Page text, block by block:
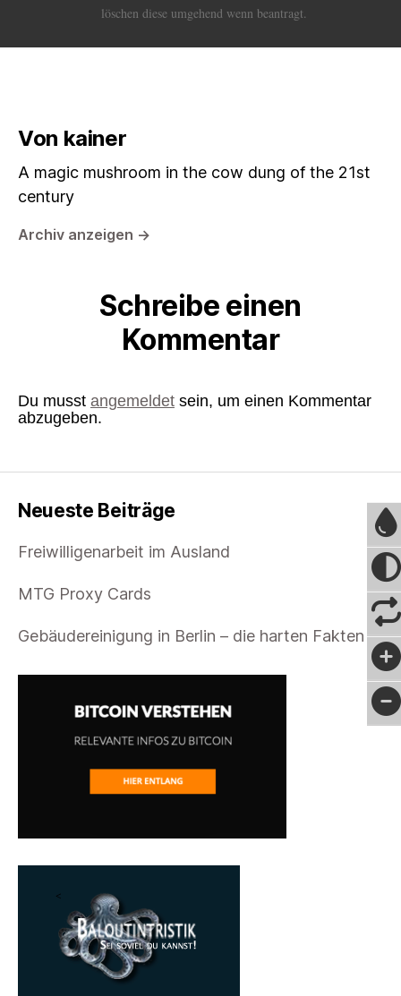
löschen diese umgehend wenn beantragt.
Von kainer
A magic mushroom in the cow dung of the 21st
century
Archiv anzeigen →
Schreibe einen
Kommentar
Du musst angemeldet sein, um einen Kommentar
abzugeben.
Neueste Beiträge
Freiwilligenarbeit im Ausland
MTG Proxy Cards
Gebäudereinigung in Berlin – die harten Fakten